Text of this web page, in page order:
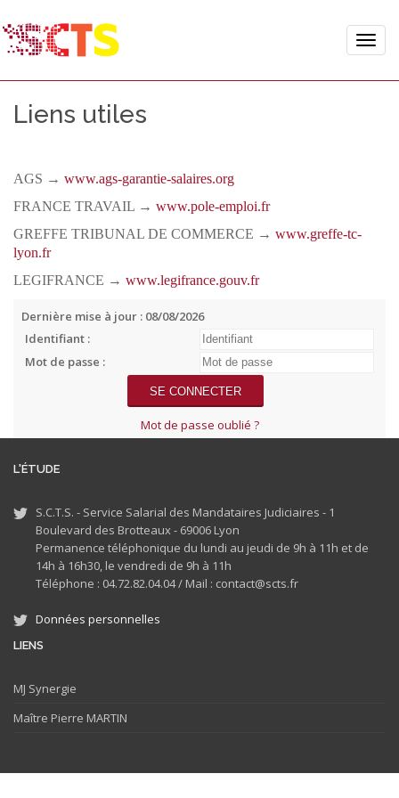
Toggle
Liens utiles
AGS → www.ags-garantie-salaires.org
FRANCE TRAVAIL → www.pole-emploi.fr
GREFFE TRIBUNAL DE COMMERCE → www.greffe-tc-
lyon.fr
LEGIFRANCE → www.legifrance.gouv.fr
Dernière mise à jour : 08/08/2026
Identifiant :
Mot de passe :
Mot de passe oublié ?
L'ÉTUDE
S.C.T.S. - Service Salarial des Mandataires Judiciaires - 1
Boulevard des Brotteaux - 69006 Lyon
Permanence téléphonique du lundi au jeudi de 9h à 11h et de
14h à 16h30, le vendredi de 9h à 11h
Téléphone : 04.72.82.04.04 / Mail : contact@scts.fr
Données personnelles
LIENS
MJ Synergie
Maître Pierre MARTIN